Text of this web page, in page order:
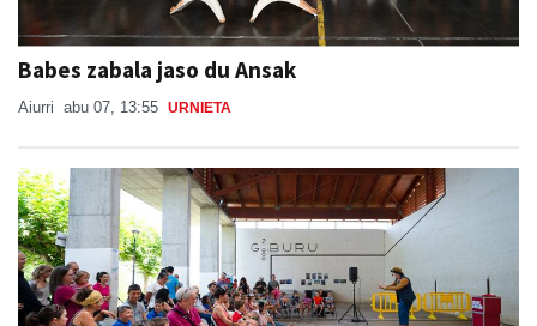
Babes zabala jaso du Ansak
Aiurri abu 07, 13:55 URNIETA